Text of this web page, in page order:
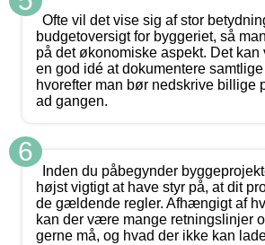
Ofte vil det vise sig af stor
budgetoversigt for byggeriet, så
på det økonomiske aspekt. Det
en god idé at dokumentere
hvorefter man bør nedskrive billige
ad gangen.
6
Inden du påbegynder
højst vigtigt at have styr på, at dit
de gældende regler. Afhængigt af
kan der være mange retningslinjer
gerne må, og hvad der ikke kan